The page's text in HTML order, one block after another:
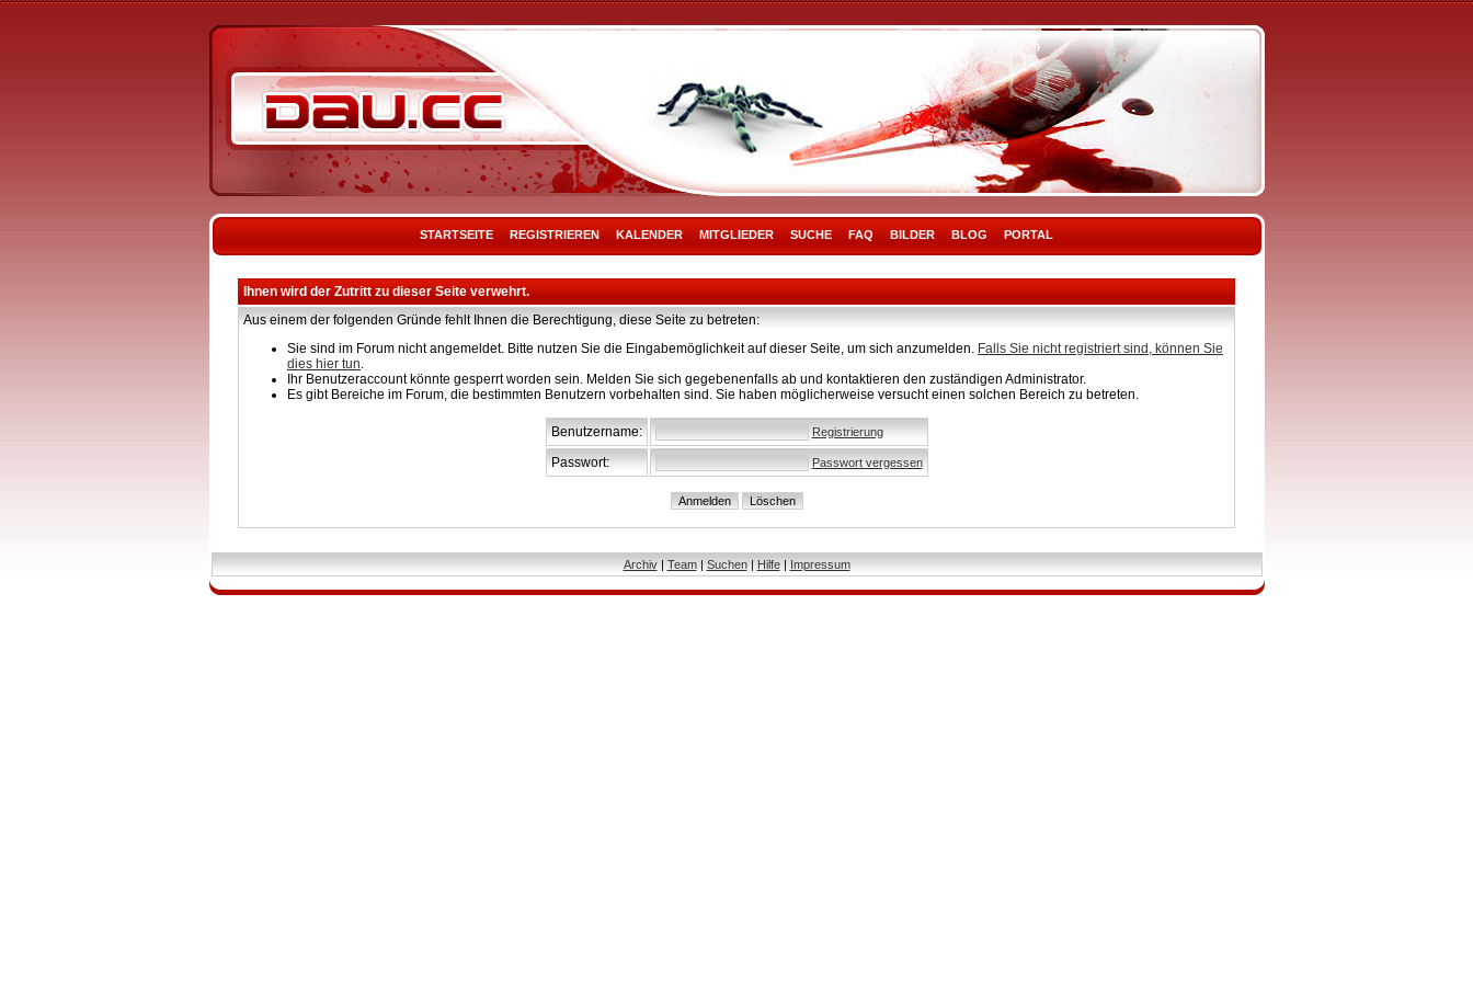
STARTSEITE REGISTRIEREN KALENDER MITGLIEDER SUCHE FAQ BILDER BLOG PORTAL
Ihnen wird der Zutritt zu dieser Seite verwehrt.
Aus einem der folgenden Gründe fehlt Ihnen die Berechtigung, diese Seite zu betreten:
Sie sind im Forum nicht angemeldet. Bitte nutzen Sie die Eingabemöglichkeit auf dieser Seite, um sich anzumelden. Falls Sie nicht registriert sind, können Sie
dies hier tun.
Ihr Benutzeraccount könnte gesperrt worden sein. Melden Sie sich gegebenenfalls ab und kontaktieren den zuständigen Administrator.
Es gibt Bereiche im Forum, die bestimmten Benutzern vorbehalten sind. Sie haben möglicherweise versucht einen solchen Bereich zu betreten.
Benutzername: Registrierung
Passwort: Passwort vergessen
Archiv| Team| Suchen| Hilfe| Impressum